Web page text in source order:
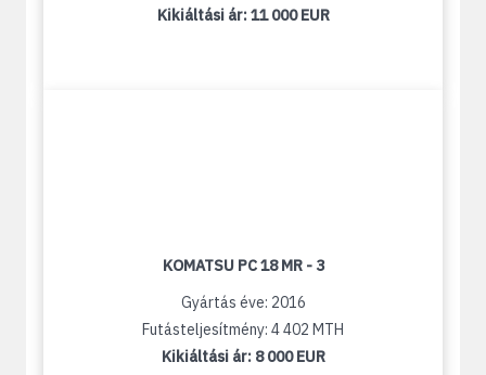
Kikiáltási ár:11 000 EUR
KOMATSU PC 18 MR - 3
Gyártás éve: 2016
Futásteljesítmény: 4 402 MTH
Kikiáltási ár: 8 000 EUR